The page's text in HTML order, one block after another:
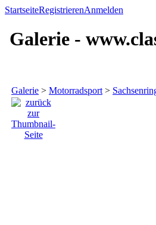
StartseiteRegistrierenAnmelden
Galerie -
Galerie > Motorradsport >